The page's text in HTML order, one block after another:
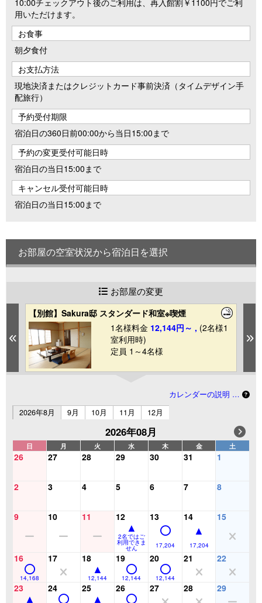
10:00チェックアウト後のご利用は、再入館割￥1100円でご利
用いただけます。
お食事
朝夕食付
お支払方法
現地決済またはクレジットカード事前決済（タイムデザイン手
配旅行）
予約受付期限
宿泊日の360日前00:00から当日15:00まで
予約の変更受付可能日時
宿泊日の当日15:00まで
キャンセル受付可能日時
宿泊日の当日15:00まで
お部屋の空室状況から宿泊日を選択
お部屋の変更
Previous
【別館】Sakura邸 スタンダード和室※喫煙
1名様料金 12,144円～ , (2名様1
室利用時)
定員 1～4名様
カレンダーの説明 …
2026年8月
9月 10月 11月 12月
2026年08月
日 月 火 水 木 金 土
26 27 28 29 30 31 1
2 3 4 5 6 7 8
9 10 11 12
2名ではご
利用できま
せん
13
17,204
14
17,204
15
16
14,168
17 18
12,144
19
12,144
20
12,144
21 22
23 24 25 26 27 28 29